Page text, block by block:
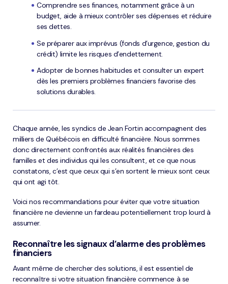
Comprendre ses finances, notamment grâce à un
budget, aide à mieux contrôler ses dépenses et réduire
ses dettes.
Se préparer aux imprévus (fonds d’urgence, gestion du
crédit) limite les risques d’endettement.
Adopter de bonnes habitudes et consulter un expert
dès les premiers problèmes financiers favorise des
solutions durables.
Chaque année, les syndics de Jean Fortin accompagnent des
milliers de Québécois en difficulté financière. Nous sommes
donc directement confrontés aux réalités financières des
familles et des individus qui les consultent, et ce que nous
constatons, c’est que ceux qui s’en sortent le mieux sont ceux
qui ont agi tôt.
Voici nos recommandations pour éviter que votre situation
financière ne devienne un fardeau potentiellement trop lourd à
assumer.
Reconnaître les signaux d’alarme des problèmes
financiers
Avant même de chercher des solutions, il est essentiel de
reconnaître si votre situation financière commence à se